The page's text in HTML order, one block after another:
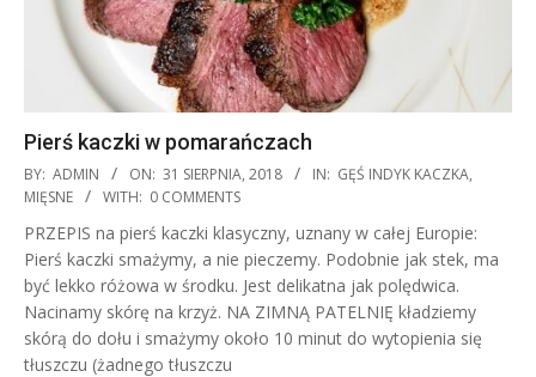
Pierś kaczki w pomarańczach
2018-
08-
BY: ADMIN ON: 31 SIERPNIA, 2018 IN: GĘŚ INDYK KACZKA,
MIĘSNE
WITH: 0 COMMENTS
PRZEPIS na pierś kaczki klasyczny, uznany w całej Europie:
Pierś kaczki smażymy, a nie pieczemy. Podobnie jak stek, ma
być lekko różowa w środku. Jest delikatna jak polędwica.
Nacinamy skórę na krzyż. NA ZIMNĄ PATELNIĘ kładziemy
skórą do dołu i smażymy około 10 minut do wytopienia się
tłuszczu (żadnego tłuszczu